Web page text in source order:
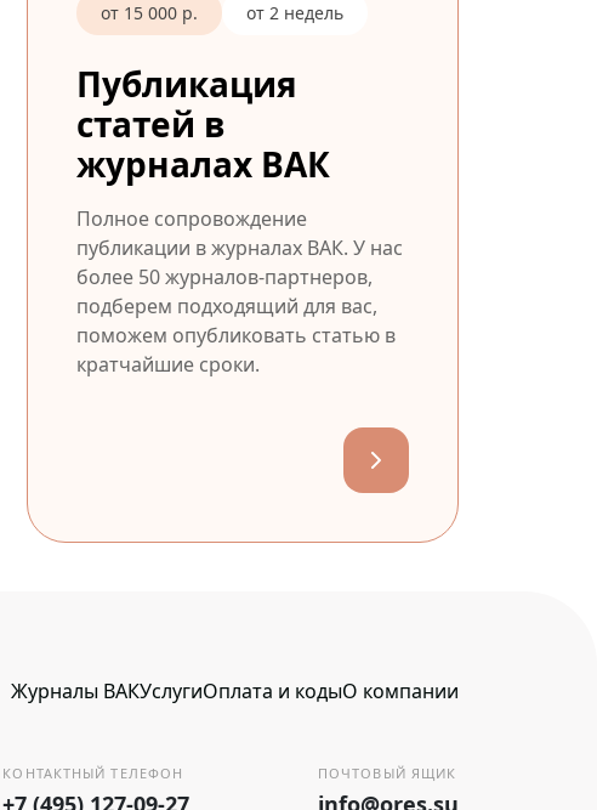
от 15 000 р. от 2 недель
Публикация
статей в
журналах ВАК
Полное сопровождение
публикации в журналах ВАК. У нас
более 50 журналов-партнеров,
подберем подходящий для вас,
поможем опубликовать статью в
кратчайшие сроки.
Журналы ВАКУслугиОплата и кодыО компании
КОНТАКТНЫЙ ТЕЛЕФОН
+7 (495) 127-09-27
ПОЧТОВЫЙ ЯЩИК
info@ores.su